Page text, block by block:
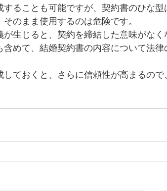
ることも可能ですが、契約書のひな
のまま使用するのは危険です。
生じると、契約を締結した意味がな
めて、結婚契約書の内容について法律
ておくと、さらに信頼性が高まるの